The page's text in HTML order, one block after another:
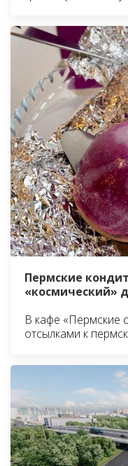
Пермские
«космический»
В кафе «Пермские
отсылками к